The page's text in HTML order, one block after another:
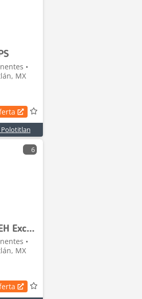
•
MX
Polotitlan
6
SDCH -08EH Excavator Hose (Unused)
•
MX